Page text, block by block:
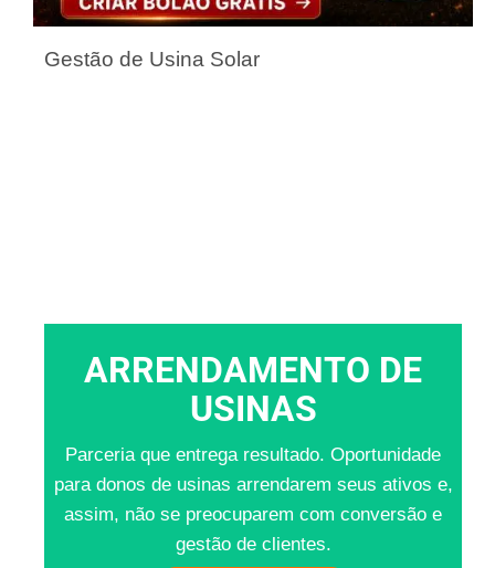
Gestão de Usina Solar
ARRENDAMENTO DE
USINAS
Parceria que entrega resultado. Oportunidade
para donos de usinas arrendarem seus ativos e,
assim, não se preocuparem com conversão e
gestão de clientes.